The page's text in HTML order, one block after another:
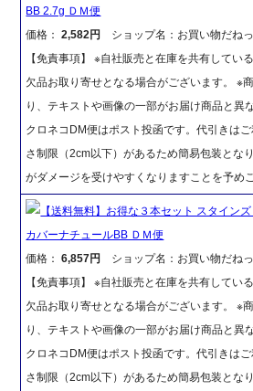
BB 2.7g ＤＭ便
価格：2,582円
ショップ名：お買い物だねっ
【免責事項】 ※自社販売と在庫を共有してい
欠品お取り寄せとなる場合がございます。 ※
り、テキストや画像の一部がお届け商品と異
クロネコDM便はポスト投函です。代引きは
さ制限（2cm以下）があるため簡易包装とな
がダメージを受けやすくなりますことを予め
【送料無料】お得な３本セット スタイン
カバーナチュールBB ＤＭ便
価格：6,857円
ショップ名：お買い物だねっ
【免責事項】 ※自社販売と在庫を共有してい
欠品お取り寄せとなる場合がございます。 ※
り、テキストや画像の一部がお届け商品と異
クロネコDM便はポスト投函です。代引きは
さ制限（2cm以下）があるため簡易包装とな